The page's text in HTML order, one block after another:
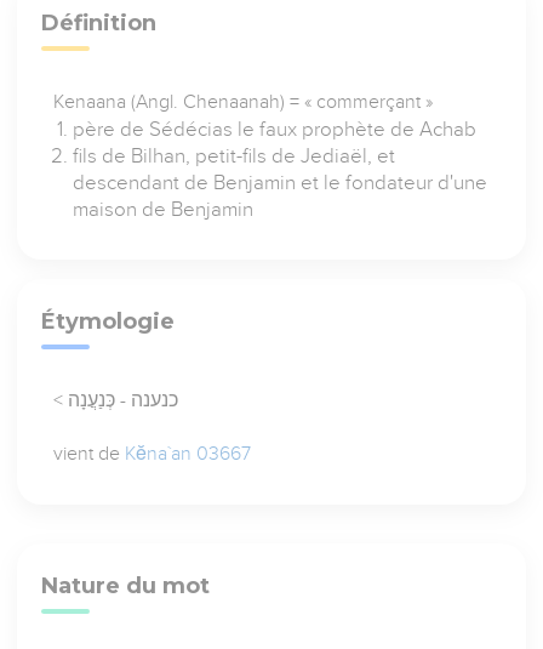
Définition
Kenaana (Angl. Chenaanah) = « commerçant »
père de Sédécias le faux prophète de Achab
fils de Bilhan, petit-fils de Jediaël, et
descendant de Benjamin et le fondateur d'une
maison de Benjamin
Étymologie
< כנענה - כְּנַעֲנָה
vient de Kĕna`an 03667
Nature du mot